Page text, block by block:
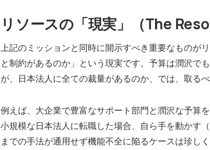
リソースの「現実」（The
上記のミッションと同時に開示すべき重要なものが
と制約があるのか」という現実です。予算は潤沢で
が、日本法人に全ての裁量があるのか、では、取る
例えば、大企業で豊富なサポート部門と潤沢な予算
小規模な日本法人に転職した場合、自ら手を動かす
までの手法が通用せず機能不全に陥るケースは珍し